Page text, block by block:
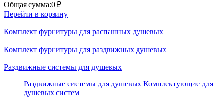
Общая сумма:0 ₽
Перейти в корзину
Комплект фурнитуры для распашных душевых
Комплект фурнитуры для раздвижных душевых
Раздвижные системы для душевых
Раздвижные системы для душевых Комплектующие для
душевых систем